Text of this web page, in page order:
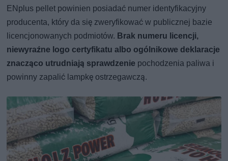
ENplus pellet powinien posiadać numer identyfikacyjny
producenta, który da się zweryfikować w publicznej bazie
licencjonowanych podmiotów. Brak numeru licencji,
niewyraźne logo certyfikatu albo ogólnikowe deklaracje
znacząco utrudniają sprawdzenie pochodzenia paliwa i
powinny zapalić lampkę ostrzegawczą.